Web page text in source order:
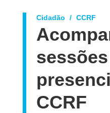
Cidadão CCRF
sessões
CCRF